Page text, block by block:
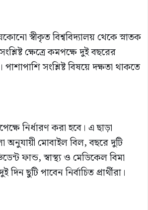
স্বীকৃত বিশ্ববিদ্যালয় থেকে স্নাতক
ক্ষেত্রে কমপক্ষে দুই বছরের
সংশ্লিষ্ট বিষয়ে দক্ষতা থাকতে
নির্ধারণ করা হবে। এ ছাড়া
অনুযায়ী মোবাইল বিল, বছরে দুটি
ফান্ড, স্বাস্থ্য ও মেডিকেল বিমা
দিন ছুটি পাবেন নির্বাচিত প্রার্থীরা।